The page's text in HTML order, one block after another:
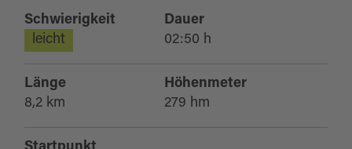
Schwierigkeit
leicht
Dauer
02:50 h
Länge
8,2 km
Höhenmeter
279 hm